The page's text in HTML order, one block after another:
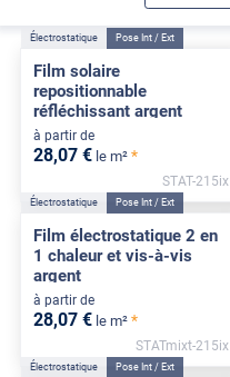
Électrostatique Pose Int / Ext
Film solaire
repositionnable
réfléchissant argent
à partir de
28,07 € le m² *
STAT-215ix
Électrostatique Pose Int / Ext
Film électrostatique 2 en
1 chaleur et vis-à-vis
argent
à partir de
28,07 € le m² *
STATmixt-215ix
Électrostatique Pose Int / Ext